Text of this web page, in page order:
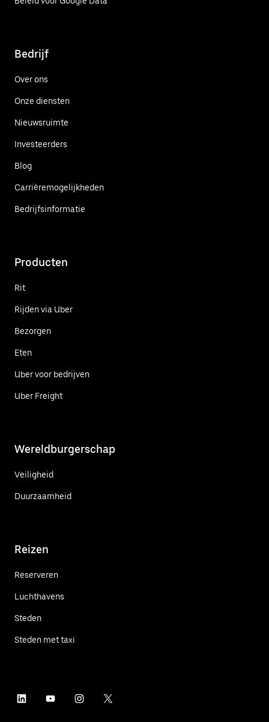
Bedrijf
Over ons
Onze diensten
Nieuwsruimte
Investeerders
Blog
Carrièremogelijkheden
Bedrijfsinformatie
Producten
Rit
Rijden via Uber
Bezorgen
Eten
Uber voor bedrijven
Uber Freight
Wereldburgerschap
Veiligheid
Duurzaamheid
Reizen
Reserveren
Luchthavens
Steden
Steden met taxi